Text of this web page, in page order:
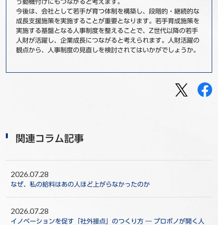
う動機付けにもつながると考えます。
今後は、会社として若手が育つ体制を構築し、段階的・継続的な
成長支援施策を実施することが重要となります。若手育成施策を
実施する基盤となる人事制度を整えることで、Z世代以降の若手
人財が活躍し、企業成長につながると考えられます。人財活躍の
観点から、人事制度の見直しを検討されてはいかがでしょうか。
関連コラム記事
2026.07.28
なぜ、私の給料はあの人ほど上がらなかったのか
2026.07.28
イノベーションを促す「社外接点」のつくり方 ― プロボノが開く人